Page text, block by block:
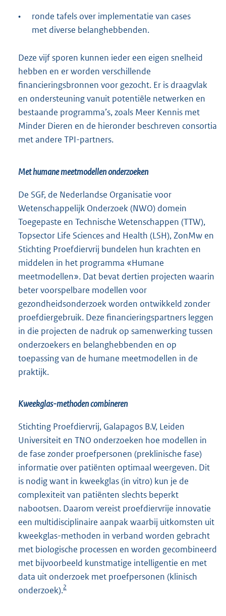
•
ronde tafels over implementatie van cases
met diverse belanghebbenden.
Deze vijf sporen kunnen ieder een eigen snelheid
hebben en er worden verschillende
financieringsbronnen voor gezocht. Er is draagvlak
en ondersteuning vanuit potentiële netwerken en
bestaande programma’s, zoals Meer Kennis met
Minder Dieren en de hieronder beschreven consortia
met andere TPI-partners.
Met humane meetmodellen onderzoeken
De SGF, de Nederlandse Organisatie voor
Wetenschappelijk Onderzoek (NWO) domein
Toegepaste en Technische Wetenschappen (TTW),
Topsector Life Sciences and Health (LSH), ZonMw en
Stichting Proefdiervrij bundelen hun krachten en
middelen in het programma «Humane
meetmodellen». Dat bevat dertien projecten waarin
beter voorspelbare modellen voor
gezondheidsonderzoek worden ontwikkeld zonder
proefdiergebruik. Deze financieringspartners leggen
in die projecten de nadruk op samenwerking tussen
onderzoekers en belanghebbenden en op
toepassing van de humane meetmodellen in de
praktijk.
Kweekglas-methoden combineren
Stichting Proefdiervrij, Galapagos B.V, Leiden
Universiteit en TNO onderzoeken hoe modellen in
de fase zonder proefpersonen (preklinische fase)
informatie over patiënten optimaal weergeven. Dit
is nodig want in kweekglas (in vitro) kun je de
complexiteit van patiënten slechts beperkt
nabootsen. Daarom vereist proefdiervrije innovatie
een multidisciplinaire aanpak waarbij uitkomsten uit
kweekglas-methoden in verband worden gebracht
met biologische processen en worden gecombineerd
met bijvoorbeeld kunstmatige intelligentie en met
data uit onderzoek met proefpersonen (klinisch
onderzoek).2